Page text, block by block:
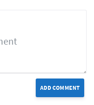
ADD COMMENT